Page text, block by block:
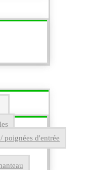
poignées d'entrée